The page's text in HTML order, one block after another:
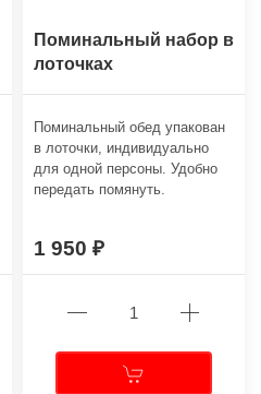
Поминальный набор в
лоточках
Поминальный обед упакован
в лоточки, индивидуально
для одной персоны. Удобно
передать помянуть.
1 950